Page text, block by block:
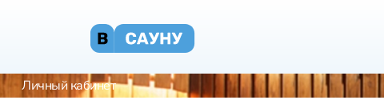
Личный кабинет